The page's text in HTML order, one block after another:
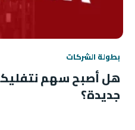
بطولة الشركات
هل أصبح سهم
جديدة؟